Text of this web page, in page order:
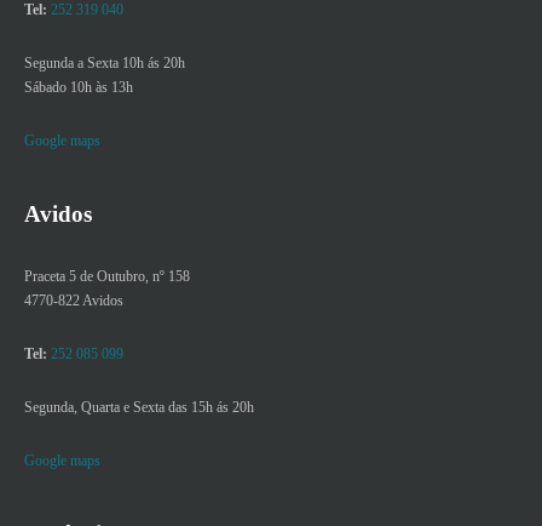
Tel: 252 319 040
Segunda a Sexta 10h ás 20h
Sábado 10h às 13h
Google maps
Avidos
Praceta 5 de Outubro, nº 158
4770-822 Avidos
Tel: 252 085 099
Segunda, Quarta e Sexta das 15h ás 20h
Google maps